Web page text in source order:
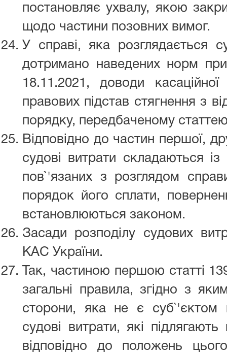
постановляє ухвалу, якою
щодо частини позовних вимог.
У справі, яка розглядається
дотримано наведених норм при
18.11.2021, доводи
правових підстав стягнення з
порядку, передбаченому
Відповідно до частин першої,
судові витрати складаються
пов`'язаних з розглядом
порядок його сплати,
встановлюються законом.
Засади розподілу судових
КАС України.
Так, частиною першою статті
загальні правила, згідно з
сторони, яка не є суб`'єктом
судові витрати, які
відповідно до положень